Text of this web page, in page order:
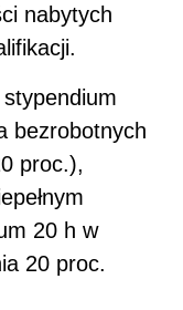
nabytych
bezrobotnych
proc.),
20 h w
20 proc.